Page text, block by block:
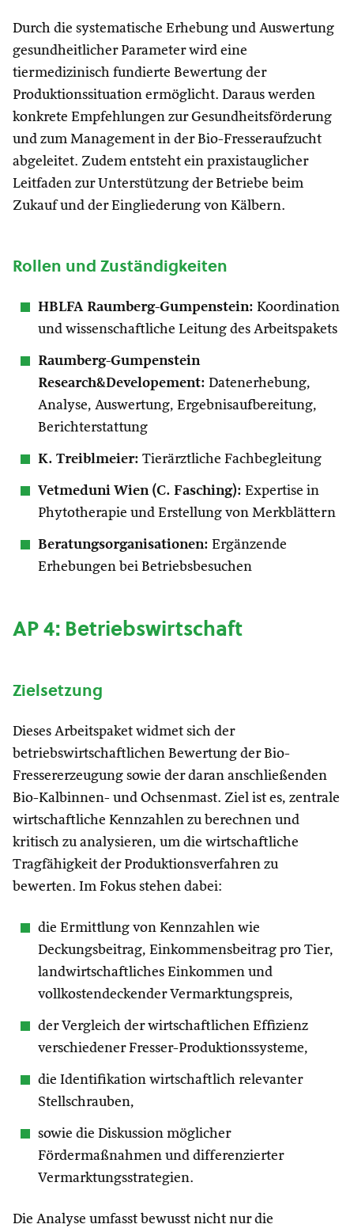
Durch die systematische Erhebung und Auswertung
gesundheitlicher Parameter wird eine
tiermedizinisch fundierte Bewertung der
Produktionssituation ermöglicht. Daraus werden
konkrete Empfehlungen zur Gesundheitsförderung
und zum Management in der Bio-Fresseraufzucht
abgeleitet. Zudem entsteht ein praxistauglicher
Leitfaden zur Unterstützung der Betriebe beim
Zukauf und der Eingliederung von Kälbern.
Rollen und Zuständigkeiten
HBLFA Raumberg-Gumpenstein: Koordination
und wissenschaftliche Leitung des Arbeitspakets
Raumberg-Gumpenstein
Research&Developement: Datenerhebung,
Analyse, Auswertung, Ergebnisaufbereitung,
Berichterstattung
K. Treiblmeier: Tierärztliche Fachbegleitung
Vetmeduni Wien (C. Fasching): Expertise in
Phytotherapie und Erstellung von Merkblättern
Beratungsorganisationen: Ergänzende
Erhebungen bei Betriebsbesuchen
AP 4: Betriebswirtschaft
Zielsetzung
Dieses Arbeitspaket widmet sich der
betriebswirtschaftlichen Bewertung der Bio-
Fressererzeugung sowie der daran anschließenden
Bio-Kalbinnen- und Ochsenmast. Ziel ist es, zentrale
wirtschaftliche Kennzahlen zu berechnen und
kritisch zu analysieren, um die wirtschaftliche
Tragfähigkeit der Produktionsverfahren zu
bewerten. Im Fokus stehen dabei:
die Ermittlung von Kennzahlen wie
Deckungsbeitrag, Einkommensbeitrag pro Tier,
landwirtschaftliches Einkommen und
vollkostendeckender Vermarktungspreis,
der Vergleich der wirtschaftlichen Effizienz
verschiedener Fresser-Produktionssysteme,
die Identifikation wirtschaftlich relevanter
Stellschrauben,
sowie die Diskussion möglicher
Fördermaßnahmen und differenzierter
Vermarktungsstrategien.
Die Analyse umfasst bewusst nicht nur die